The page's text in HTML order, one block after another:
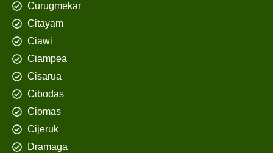
Curugmekar
Citayam
Ciawi
Ciampea
Cisarua
Cibodas
Ciomas
Cijeruk
Dramaga